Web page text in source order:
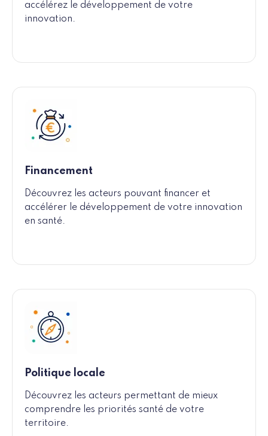
accélérez le développement de votre
innovation.
Financement
Découvrez les acteurs pouvant financer et
accélérer le développement de votre innovation
en santé.
Politique locale
Découvrez les acteurs permettant de mieux
comprendre les priorités santé de votre
territoire.